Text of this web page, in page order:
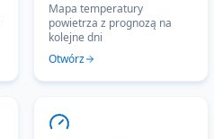
Mapa temperatury
powietrza z prognozą na
kolejne dni
Otwórz